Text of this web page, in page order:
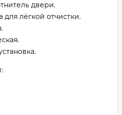
двери.
для лёгкой отчистки.